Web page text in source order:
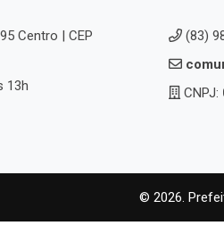
Centro | CEP
13h
(83)
CNPJ:
© 2026.